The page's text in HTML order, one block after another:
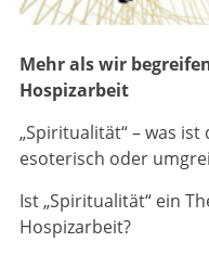
Mehr als wir
Hospizarbeit
„Spiritualität“ – was
esoterisch oder
Ist „Spiritualität“ ein
Hospizarbeit?